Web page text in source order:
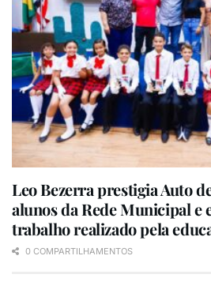
Leo Bezerra prestigia Auto
alunos da Rede Municipal e
trabalho realizado pela
0 COMPARTILHAMENTOS